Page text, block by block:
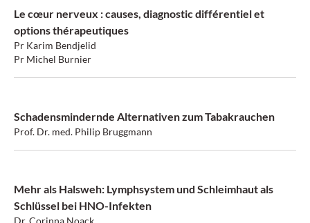
Le cœur nerveux : causes, diagnostic différentiel et
options thérapeutiques
Pr Karim Bendjelid
Pr Michel Burnier
Schadensmindernde Alternativen zum Tabakrauchen
Prof. Dr. med. Philip Bruggmann
Mehr als Halsweh: Lymphsystem und Schleimhaut als
Schlüssel bei HNO-Infekten
Dr. Corinna Noack